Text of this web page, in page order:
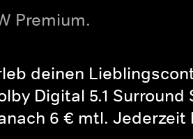
Premium.
deinen
Digital 5.1
6 € mtl. Jederzeit